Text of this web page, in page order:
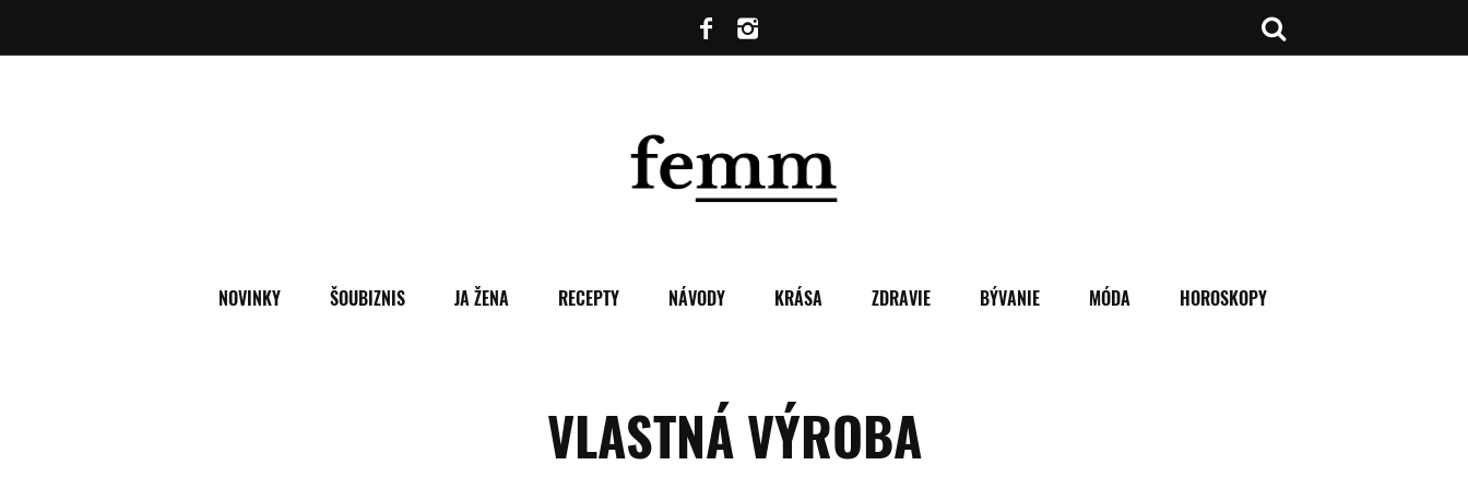
NOVINKY ŠOUBIZNIS JA ŽENA RECEPTY NÁVODY KRÁSA ZDRAVIE BÝVANIE MÓDA HOROSKOPY
VLASTNÁ VÝROBA